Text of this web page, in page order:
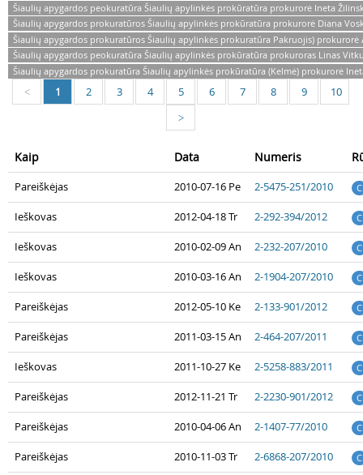
Šiaulių apygardos peokuratūra Šiaulių apylinkės prokūratūra prokurorė Ineta
Šiaulių apygardos prokuratūros Šiaulių apylinkės prokūratūra prokurorė Diana
Šiaulių apygardos prokuratūros Šiaulių apylinkės prokuratūra Pakruojis) prokurorė
Šiaulių apygardos peokuratūra Šiaulių apylinkės prokūratūra prokuroras Linas
Šiaulių apygardos prokuratūra Šiaulių apylinkės prokūratūra (Kelmė) prokurorė
< 1 2 3 4 5 6 7 8 9 10
>
Kaip Data Numeris
Pareiškėjas 2010-07-16 Pe 2-5475-251/2010 C
Ieškovas 2012-04-18 Tr 2-292-394/2012 C
Ieškovas 2010-02-09 An 2-232-207/2010 C
Ieškovas 2010-03-16 An 2-1904-207/2010 C
Pareiškėjas 2012-05-10 Ke 2-133-901/2012 C
Pareiškėjas 2011-03-15 An 2-464-207/2011 C
Ieškovas 2011-10-27 Ke 2-5258-883/2011 C
Pareiškėjas 2012-11-21 Tr 2-2230-901/2012 C
Pareiškėjas 2010-04-06 An 2-1407-77/2010 C
Pareiškėjas 2010-11-03 Tr 2-6868-207/2010 C